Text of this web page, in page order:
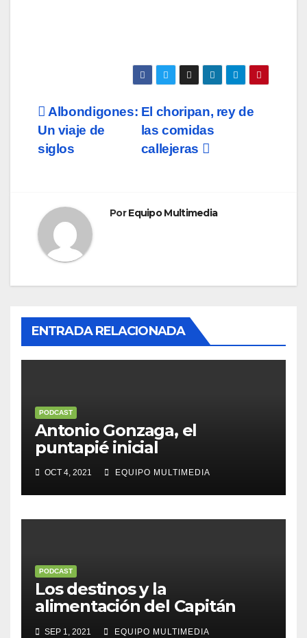
Navegación
de
El choripan, rey de
las comidas
callejeras
Albondigones:
Un viaje de
siglos
PorEquipo Multimedia
ENTRADA RELACIONADA
PODCAST
Antonio Gonzaga, el
puntapié inicial
OCT 4, 2021 EQUIPO MULTIMEDIA
PODCAST
Los destinos y la
alimentación del Capitán
General
SEP 1, 2021 EQUIPO MULTIMEDIA